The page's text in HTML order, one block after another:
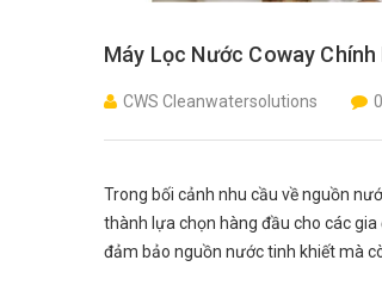
Máy Lọc Nước Coway
CWS Cleanwatersolutions
Trong bối cảnh nhu cầu về nguồn
thành lựa chọn hàng đầu cho các
đảm bảo nguồn nước tinh khiết mà